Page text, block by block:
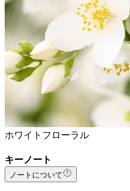
ホワイトフローラル
キーノート
ノートについて